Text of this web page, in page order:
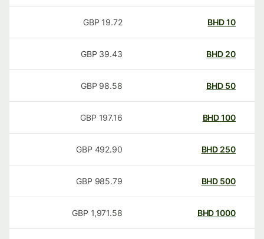
BHD
19.72
GBP
20
BHD
39.43
GBP
50
BHD
98.58
GBP
100
BHD
197.16
GBP
250
BHD
492.90
GBP
500
BHD
985.79
GBP
1000
BHD
1,971.58
GBP